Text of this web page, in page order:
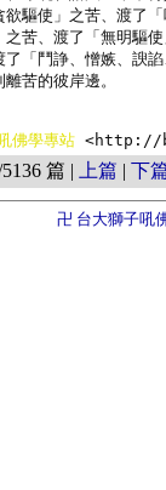
驅使」之苦、渡了
之苦、渡了「無明驅
了「鬥諍、憎嫉、諛
苦的彼岸邊。
佛學專站 <http://
篇 | 上篇 | 下
卍 台大獅子吼